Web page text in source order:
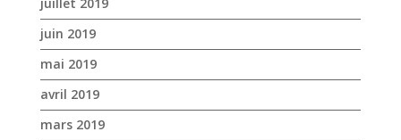
février 2019
janvier 2019
décembre 2018
novembre 2018
octobre 2018